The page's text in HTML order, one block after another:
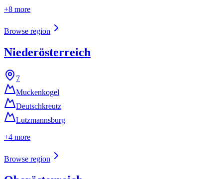
+8 more
Browse region
Niederösterreich
7
Muckenkogel
Deutschkreutz
Lutzmannsburg
+4 more
Browse region